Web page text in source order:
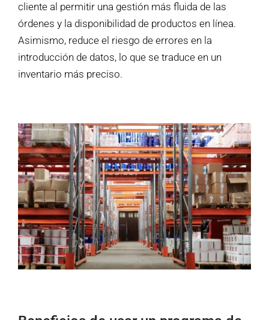
cliente al permitir una gestión más fluida de las
órdenes y la disponibilidad de productos en línea.
Asimismo, reduce el riesgo de errores en la
introducción de datos, lo que se traduce en un
inventario más preciso.